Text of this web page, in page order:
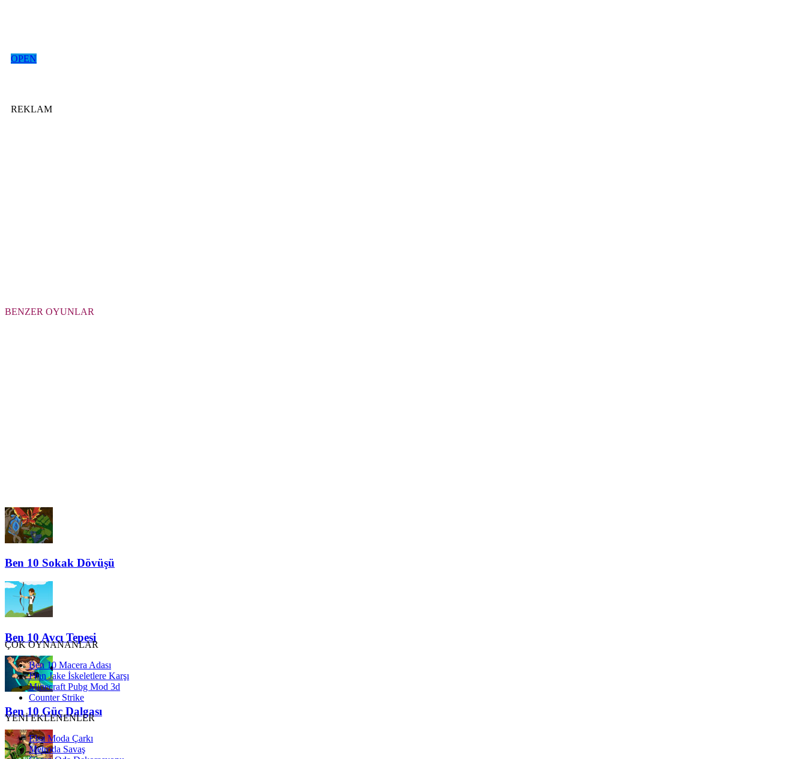
OPEN
REKLAM
BENZER OYUNLAR
Ben 10 Sokak Dövüşü
Ben 10 Avcı Tepesi
Ben 10 Güç Dalgası
ÇOK OYNANANLAR
Ben 10 Macera Adası
Finn Jake İskeletlere Karşı
Minecraft Pubg Mod 3d
Counter Strike
YENİ EKLENENLER
Elsa Moda Çarkı
Metroda Savaş